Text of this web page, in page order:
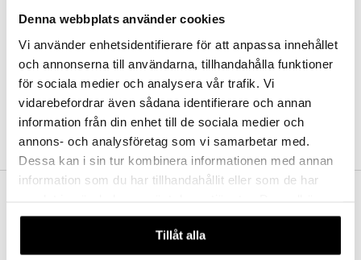
Denna webbplats använder cookies
Vi använder enhetsidentifierare för att anpassa innehållet
och annonserna till användarna, tillhandahålla funktioner
för sociala medier och analysera vår trafik. Vi
vidarebefordrar även sådana identifierare och annan
information från din enhet till de sociala medier och
annons- och analysföretag som vi samarbetar med.
Dessa kan i sin tur kombinera informationen med annan
information som du har tillhandahållit eller som de har
våra cookies vid fortsatt användande av vår webbplats.
Tillåt alla
Kestotilaus
Arvostele tuotteita
Toivelistat
LUO ASIAKAS
Aina maksuton vaihtoehto, huolimatta siitä ostatko yksittäisen
tuotteen tai koko tilauksellesi joka ylittää 50 €.